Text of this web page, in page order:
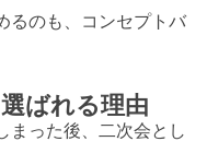
るのも、コンセプトバ
ばれる理由
まった後、二次会とし